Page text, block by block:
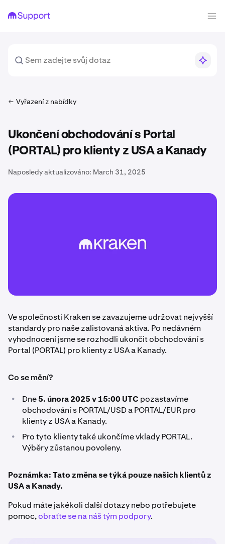
Vyřazení z nabídky
Ukončení obchodování s Portal
(PORTAL) pro klienty z USA a Kanady
Naposledy aktualizováno: March 31, 2025
Ve společnosti Kraken se zavazujeme udržovat nejvyšší
standardy pro naše zalistovaná aktiva. Po nedávném
vyhodnocení jsme se rozhodli ukončit obchodování s
Portal (PORTAL) pro klienty z USA a Kanady.
Co se mění?
• Dne5. února 2025 v 15:00 UTCpozastavíme
obchodování s PORTAL/USD a PORTAL/EUR pro
klienty z USA a Kanady.
•
Pro tyto klienty také ukončíme vklady PORTAL.
Výběry zůstanou povoleny.
Poznámka: Tato změna se týká pouze našich klientů z
USA a Kanady.
Pokud máte jakékoli další dotazy nebo potřebujete
pomoc,obraťte se na náš tým podpory.